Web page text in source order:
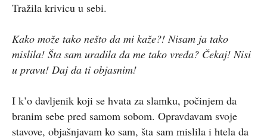
Tražila krivicu u sebi.
Kako može tako nešto da mi kaže?! Nisam ja tako
mislila! Šta sam uradila da me tako vređa? Čekaj! Nisi
u pravu! Daj da ti objasnim!
I k’o davljenik koji se hvata za slamku, počinjem da
branim sebe pred samom sobom. Opravdavam svoje
stavove, objašnjavam ko sam, šta sam mislila i htela da